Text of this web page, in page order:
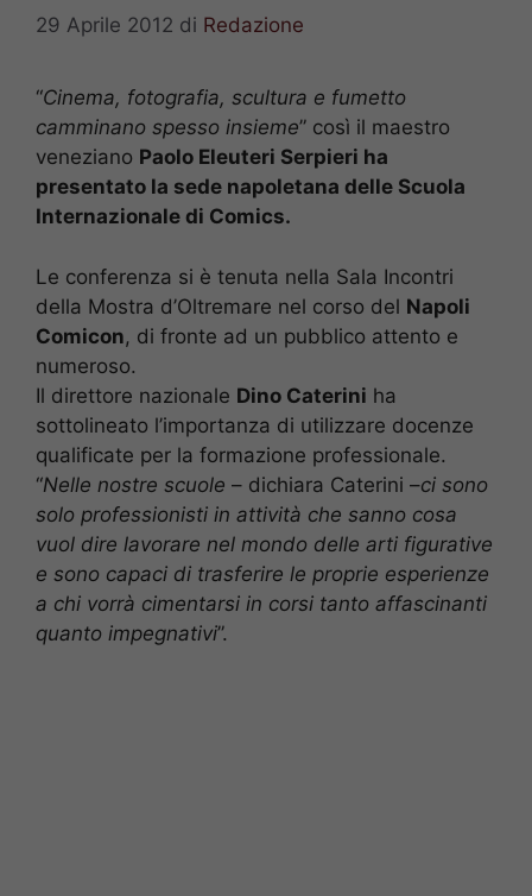
29 Aprile 2012 di Redazione
“Cinema, fotografia, scultura e fumetto
camminano spesso insieme” così il maestro
veneziano Paolo Eleuteri Serpieri ha
presentato la sede napoletana delle Scuola
Internazionale di Comics.
Le conferenza si è tenuta nella Sala Incontri
della Mostra d’Oltremare nel corso del Napoli
Comicon, di fronte ad un pubblico attento e
numeroso.
Il direttore nazionale Dino Caterini ha
sottolineato l’importanza di utilizzare docenze
qualificate per la formazione professionale.
“Nelle nostre scuole – dichiara Caterini –ci sono
solo professionisti in attività che sanno cosa
vuol dire lavorare nel mondo delle arti figurative
e sono capaci di trasferire le proprie esperienze
a chi vorrà cimentarsi in corsi tanto affascinanti
quanto impegnativi”.